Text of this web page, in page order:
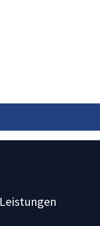
Leistungen